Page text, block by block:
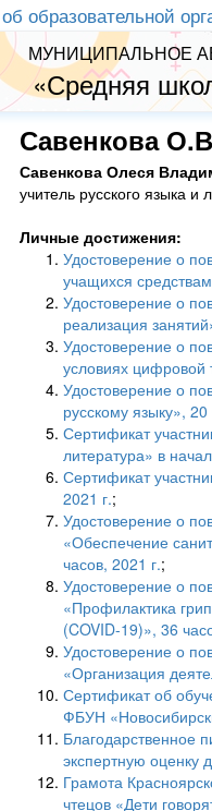
образовательной
МУНИЦИПАЛЬНОЕ
«Средняя
Савенкова
Савенкова Олеся
учитель русского языка и
Личные достижения:
Удостоверение о
учащихся
Удостоверение о
реализация
Удостоверение о
условиях цифровой
Удостоверение о
русскому языку»,
Сертификат
литература» в
Сертификат
2021 г.;
Удостоверение о
«Обеспечение
часов, 2021 г.;
Удостоверение о
«Профилактика
(COVID-19)», 36
Удостоверение о
«Организация
Сертификат об
ФБУН
Благодарственное
экспертную оценку
Грамота
чтецов «Дети